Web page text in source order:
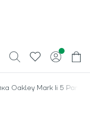
Oakley Mark Ii 5 Panel